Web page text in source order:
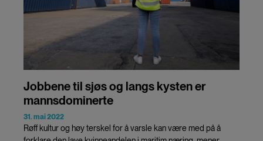
Jobbene til sjøs og langs kysten er
mannsdominerte
31. mai 2022
Røff kultur og høy terskel for å varsle kan være med på å